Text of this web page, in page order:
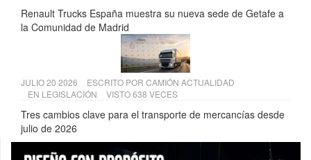
Renault Trucks España muestra su nueva sede de Getafe a
la Comunidad de Madrid
JULIO 20 2026 ESCRITO POR CAMIÓN ACTUALIDAD
EN LEGISLACIÓN VISTO 638 VECES
Tres cambios clave para el transporte de mercancías desde
julio de 2026